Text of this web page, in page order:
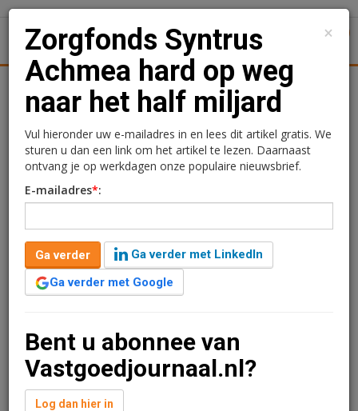
Uitgelicht Achtergronden Woningmarkt
Zorgfonds Syntrus
Achmea hard op weg naar
het half miljard
Rogier Hentenaar
22 december 2016 om 12:23
2 minuten leestijd
Syntrus Achmea Real Estate & Finance heeft ruim €100
afkomstig van een nieuwe participant.
Verder lezen?
×
Zorgfonds Syntrus
Achmea hard op weg
naar het half miljard
Vul hieronder uw e-mailadres in en lees dit artikel gratis. We
sturen u dan een link om het artikel te lezen. Daarnaast
ontvang je op werkdagen onze populaire nieuwsbrief.
E-mailadres*:
Ga verder
Ga verder met LinkedIn
Ga verder met Google
Bent u abonnee van
Vastgoedjournaal.nl?
Log dan hier in